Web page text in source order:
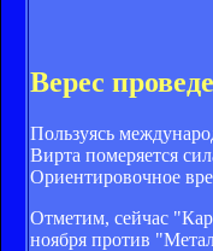
Верес
Пользуясь
Вирта померяется
Ориентировочное
Отметим, сейчас
ноября против